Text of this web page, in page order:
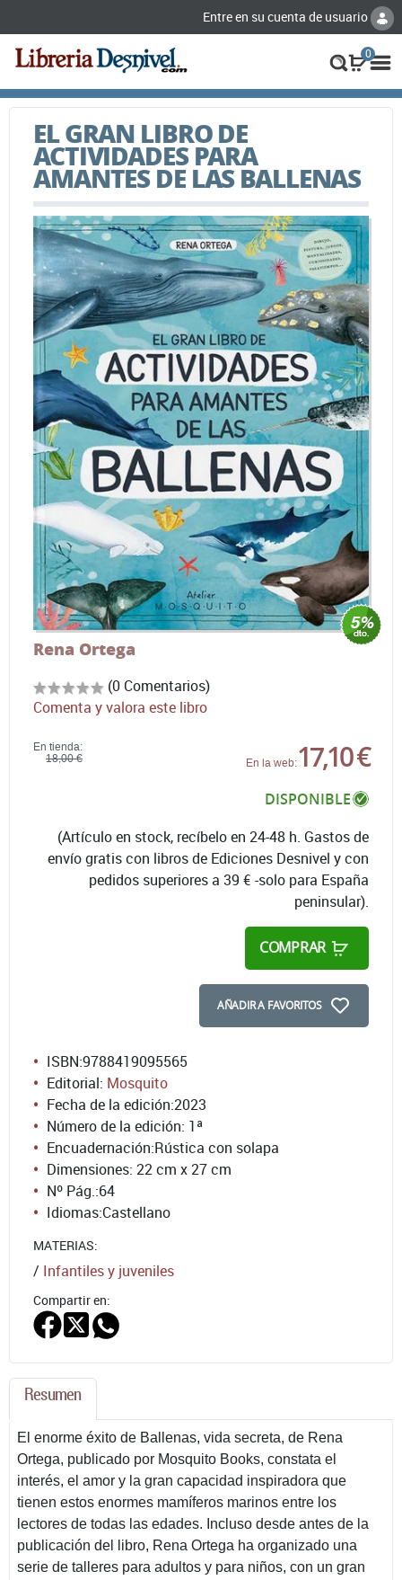
Entre en su cuenta de usuario
0
EL GRAN LIBRO DE
ACTIVIDADES PARA
AMANTES DE LAS BALLENAS
Rena Ortega
(0 Comentarios)
Comenta y valora este libro
En tienda:
18,00 €
En la web:17,10 €
DISPONIBLE
(Artículo en stock, recíbelo en 24-48 h. Gastos de
envío gratis con libros de Ediciones Desnivel y con
pedidos superiores a 39 € -solo para España
peninsular).
COMPRAR
AÑADIR A FAVORITOS
ISBN:9788419095565
Editorial: Mosquito
Fecha de la edición:2023
Número de la edición: 1ª
Encuadernación:Rústica con solapa
Dimensiones: 22 cm x 27 cm
Nº Pág.:64
Idiomas:Castellano
MATERIAS:
/ Infantiles y juveniles
Compartir en:
Resumen
El enorme éxito de Ballenas, vida secreta, de Rena
Ortega, publicado por Mosquito Books, constata el
interés, el amor y la gran capacidad inspiradora que
tienen estos enormes mamíferos marinos entre los
lectores de todas las edades. Incluso desde antes de la
publicación del libro, Rena Ortega ha organizado una
serie de talleres para adultos y para niños, con un gran